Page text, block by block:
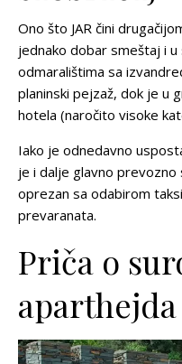
Ono što JAR čini
jednako dobar smeštaj i u
odmaralištima sa
planinski pejzaž, dok je u
hotela (naročito visoke
Iako je odnedavno
je i dalje glavno
oprezan sa odabirom
prevaranata.
Priča o
aparthejda